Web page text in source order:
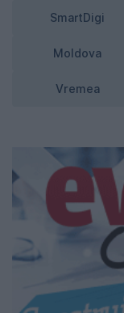
SmartDigi
Moldova
Vremea